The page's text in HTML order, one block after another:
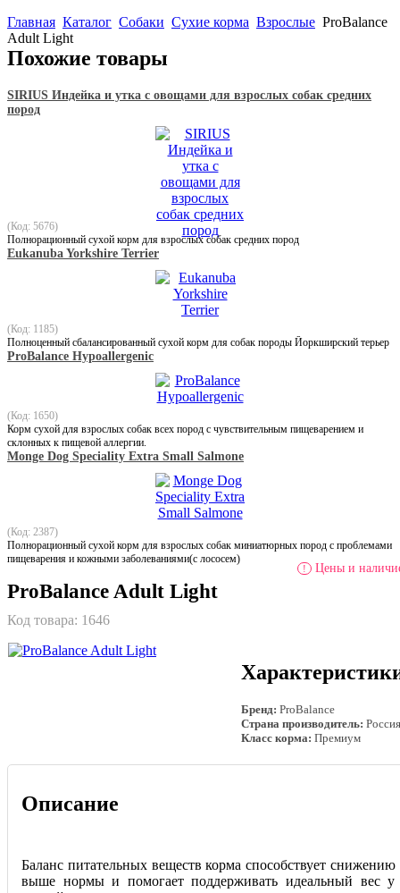
Главная Каталог Собаки Сухие корма Взрослые ProBalance
Adult Light
Похожие товары
SIRIUS Индейка и утка с овощами для взрослых собак средних
пород
(Код: 5676)
Полнорационный сухой корм для взрослых собак средних пород
Eukanuba Yorkshire Terrier
(Код: 1185)
Полноценный сбалансированный сухой корм для собак породы Йоркширский терьер
ProBalance Hypoallergenic
(Код: 1650)
Корм сухой для взрослых собак всех пород с чувствительным пищеварением и
склонных к пищевой аллергии.
Monge Dog Speciality Extra Small Salmone
(Код: 2387)
Полнорационный сухой корм для взрослых собак миниатюрных пород с проблемами
пищеварения и кожными заболеваниями(с лососем)
! Цены и
ProBalance Adult Light
Код товара: 1646
Бренд: ProBalance
Страна производитель: Россия
Класс корма: Премиум
Описание
Баланс питательных веществ корма способствует снижению
выше нормы и помогает поддерживать идеальный вес